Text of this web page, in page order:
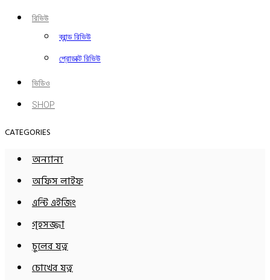
রিভিউ
ব্রান্ড রিভিউ
প্রোডাক্ট রিভিউ
ভিডিও
SHOP
CATEGORIES
অন্যান্য
অফিস লাইফ
এন্টি এইজিং
গৃহসজ্জা
চুলের যত্ন
চোখের যত্ন